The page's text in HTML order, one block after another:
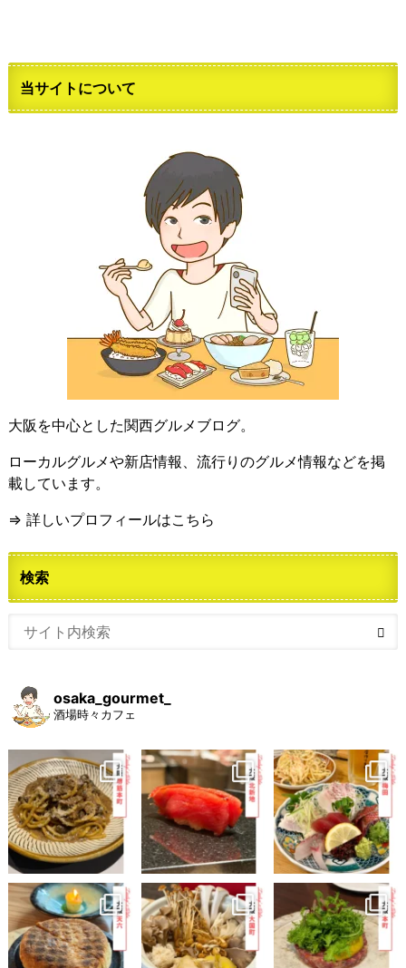
当サイトについて
大阪を中心とした関西グルメブログ。
ローカルグルメや新店情報、流行りのグルメ情報などを掲
載しています。
⇒ 詳しいプロフィールはこちら
検索
osaka_gourmet_
酒場時々カフェ